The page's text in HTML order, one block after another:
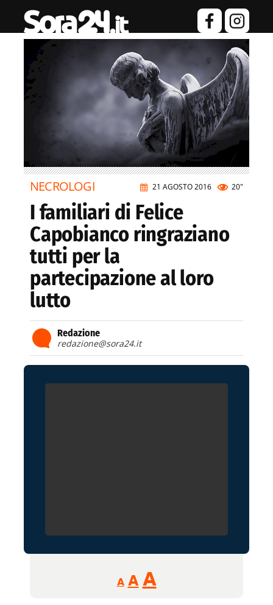
21 AGOSTO 2016 20"
NECROLOGI
I familiari di Felice
Capobianco ringraziano
tutti per la
partecipazione al loro
lutto
Redazione
redazione@sora24.it
A
Reducir
tamaño
A Restablecer
AAumentar